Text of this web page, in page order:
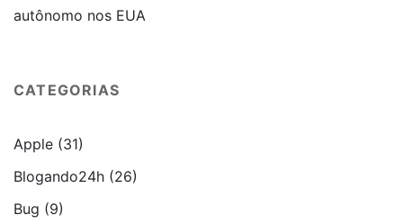
autônomo nos EUA
CATEGORIAS
Apple (31)
Blogando24h (26)
Bug (9)